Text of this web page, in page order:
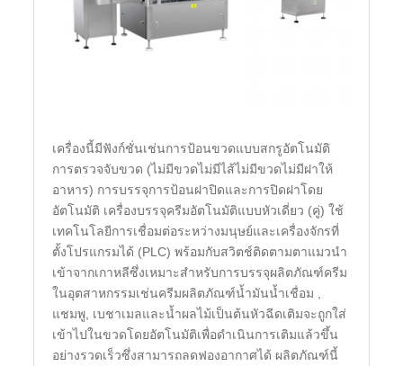
เครื่องนี้มีฟังก์ชั่นเช่นการป้อนขวดแบบสกรูอัตโนมัติ
การตรวจจับขวด (ไม่มีขวดไม่มีไส้ไม่มีขวดไม่มีฝาให้
อาหาร) การบรรจุการป้อนฝาปิดและการปิดฝาโดย
อัตโนมัติ เครื่องบรรจุครีมอัตโนมัติแบบหัวเดี่ยว (คู่) ใช้
เทคโนโลยีการเชื่อมต่อระหว่างมนุษย์และเครื่องจักรที่
ตั้งโปรแกรมได้ (PLC) พร้อมกับสวิตช์ติดตามตาแมวนำ
เข้าจากเกาหลีซึ่งเหมาะสำหรับการบรรจุผลิตภัณฑ์ครีม
ในอุตสาหกรรมเช่นครีมผลิตภัณฑ์น้ำมันน้ำเชื่อม ,
แชมพู, เบชาเมลและน้ำผลไม้เป็นต้นหัวฉีดเติมจะถูกใส่
เข้าไปในขวดโดยอัตโนมัติเพื่อดำเนินการเติมแล้วขึ้น
อย่างรวดเร็วซึ่งสามารถลดฟองอากาศได้ ผลิตภัณฑ์นี้